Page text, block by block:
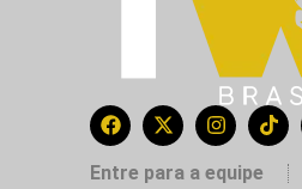
Entre para a equipe